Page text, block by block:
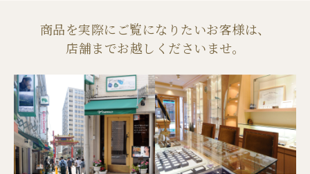
商品を実際にご覧になりたいお客様は、
店舗までお越しくださいませ。